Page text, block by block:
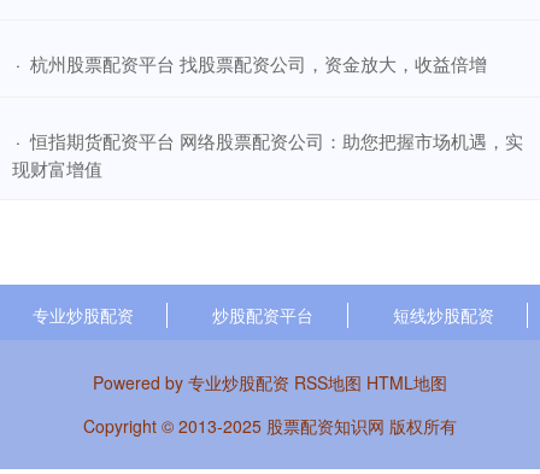
· ​杭州股票配资平台 找股票配资公司，资金放大，收益倍增
· ​恒指期货配资平台 网络股票配资公司：助您把握市场机遇，实
现财富增值
专业炒股配资 炒股配资平台 短线炒股配资
Powered by 专业炒股配资 RSS地图 HTML地图
Copyright © 2013-2025 股票配资知识网 版权所有